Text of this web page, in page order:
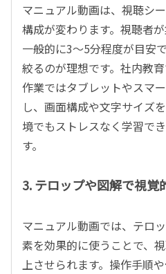
マニュアル動画は、視聴シ
構成が変わります。視聴者
一般的に3〜5分程度が目安
絞るのが理想です。社内教
作業ではタブレットやスマ
し、画面構成や文字サイズ
境でもストレスなく学習で
す。
3. テロップや図解で視覚
マニュアル動画では、テロ
素を効果的に使うことで、
上させられます。操作手順